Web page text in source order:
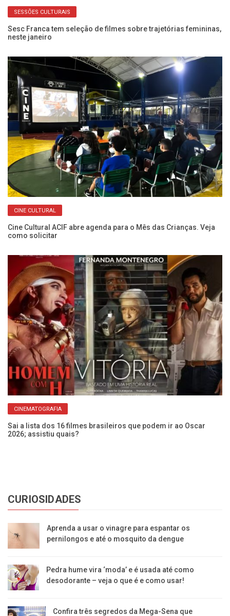
SESSÕES CULTURAIS
Sesc Franca tem seleção de filmes sobre trajetórias femininas,
neste janeiro
CINE CULTURAL
Cine Cultural ACIF abre agenda para o Mês das Crianças. Veja
como solicitar
CINEMATOGRAFIA
Sai a lista dos 16 filmes brasileiros que podem ir ao Oscar
2026; assistiu quais?
CURIOSIDADES
Aprenda a usar o vinagre para espantar os
pernilongos e até o mosquito da dengue
Pedra hume vira ‘moda’ e é usada até como
desodorante – veja o que é e como usar!
Confira três segredos da Mega-Sena que